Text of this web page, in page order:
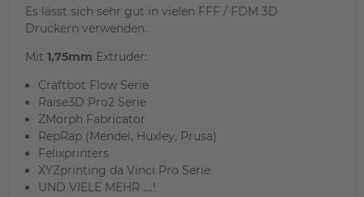
Es lässt sich sehr gut in vielen FFF / FDM 3D
Druckern verwenden.
Mit 1,75mm Extruder:
Craftbot Flow Serie
Raise3D Pro2 Serie
ZMorph Fabricator
RepRap (Mendel, Huxley, Prusa)
Felixprinters
XYZprinting da Vinci Pro Serie
UND VIELE MEHR ....!